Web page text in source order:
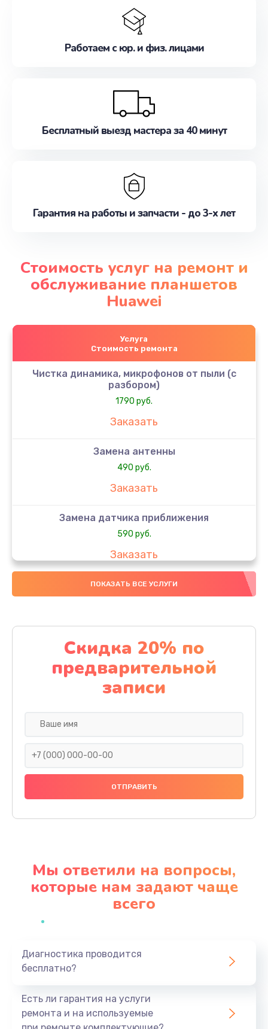
Работаем с юр. и физ. лицами
Бесплатный выезд мастера за 40 минут
Гарантия на работы и запчасти - до 3-х лет
Стоимость услуг на ремонт и
обслуживание планшетов
Huawei
Услуга
Стоимость ремонта
Чистка динамика, микрофонов от пыли (с
разбором)
1790 руб.
Заказать
Замена антенны
490 руб.
Заказать
Замена датчика приближения
590 руб.
Заказать
Замена стекла
Обновление ПО
890 руб.
Заказать
Заказать
Замена аккумулятора
620 руб.
Заказать
940 руб.
Заказать
Заказать
490 руб.
Заказать
ПОКАЗАТЬ ВСЕ УСЛУГИ
Скидка 20% по
предварительной
записи
Мы ответили на вопросы,
которые нам задают чаще
всего
Диагностика проводится
бесплатно?
Есть ли гарантия на услуги
ремонта и на используемые